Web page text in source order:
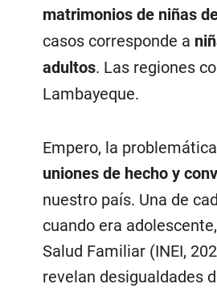
matrimonios de niñas
casos corresponde a
adultos. Las regiones
Lambayeque.
Empero, la
uniones de hecho y
nuestro país. Una de
cuando era
Salud Familiar (INEI,
revelan desigualdades